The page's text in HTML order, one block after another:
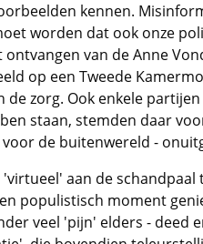
kennen.
worden dat ook onze
van de Anne
op een Tweede
zorg. Ook enkele
staan, stemden daar
de buitenwereld -
aan de schandpaal
populistisch moment
veel 'pijn' elders - deed